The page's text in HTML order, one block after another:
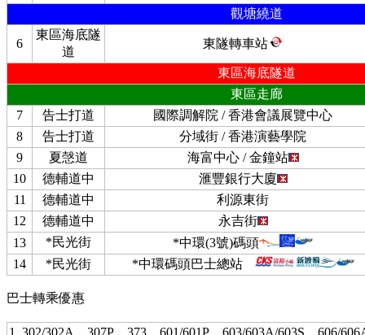
觀塘繞道
6
東區海底隧
道
東隧轉車站
東區海底隧道
東區走廊
7
告士打道
國際調解院 / 香港會議展覽中心
8
告士打道
分域街 / 香港演藝學院
9
夏愨道
海富中心 / 金鐘站
10
德輔道中
滙豐銀行大廈
11
德輔道中
利源東街
12
德輔道中
永吉街
13
*民光街
*中環(3號)碼頭
14
*民光街 *中環碼頭巴士總站
巴士轉乘優惠
1. 302/302A，307P，373，601/601P，603/603A/603S，606/